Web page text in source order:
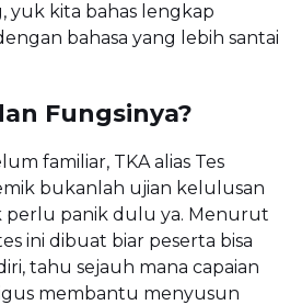
yuk kita bahas lengkap
bahasa yang lebih santai
Fungsinya?
familiar, TKA alias Tes
bukanlah ujian kelulusan
perlu panik dulu ya. Menurut
ini dibuat biar peserta bisa
tahu sejauh mana capaian
membantu menyusun